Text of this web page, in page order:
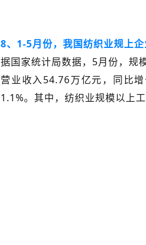
8、1-5月份，我国纺织业规上
据国家统计局数据，5月份，规
营业收入54.76万亿元，同比
1.1%。其中，纺织业规模以上